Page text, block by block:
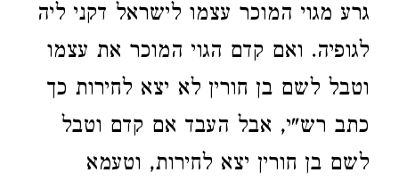
גרע מגוי המוכר עצמו לישראל דקני ליה
לגופיה. ואם קדם הגוי המוכר את עצמו
וטבל לשם בן חורין לא יצא לחירות כך
כתב רש"י, אבל העבד אם קדם וטבל
לשם בן חורין יצא לחירות, וטעמא